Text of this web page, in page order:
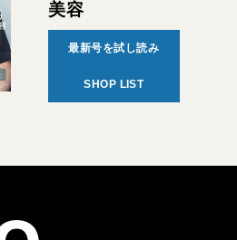
美容
最新号を試し読み
SHOP LIST